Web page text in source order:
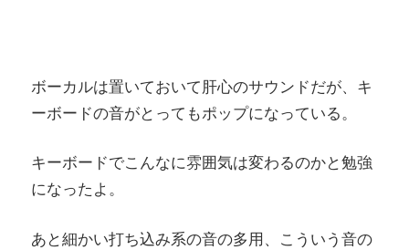
ボーカルは置いておいて肝心のサウンドだが、キ
ーボードの音がとってもポップになっている。
キーボードでこんなに雰囲気は変わるのかと勉強
になったよ。
あと細かい打ち込み系の音の多用、こういう音の